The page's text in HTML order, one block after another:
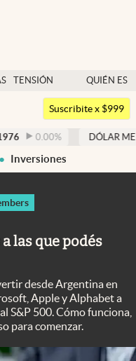
TENSIÓN
GEOPOLÍTICA
QUIÉN ES
QUIÉN
Argentina
Suscribite x $999
DÓLAR MEP 1521,52
Inversiones
las que podés
desde Argentina en
Apple y Alphabet a
S&P 500. Cómo funciona,
para comenzar.